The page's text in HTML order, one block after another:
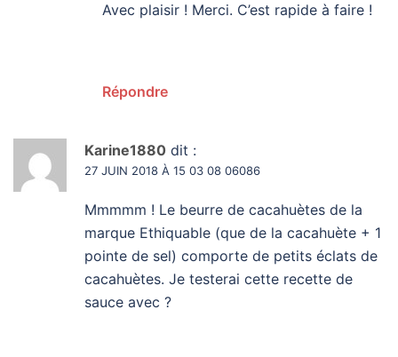
Avec plaisir ! Merci. C’est rapide à faire !
Répondre
Karine1880 dit :
27 JUIN 2018 À 15 03 08 06086
Mmmmm ! Le beurre de cacahuètes de la
marque Ethiquable (que de la cacahuète + 1
pointe de sel) comporte de petits éclats de
cacahuètes. Je testerai cette recette de
sauce avec ?